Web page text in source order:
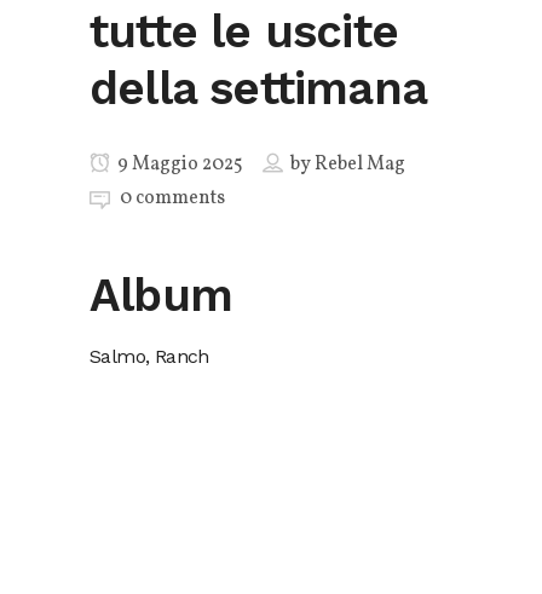
tutte le uscite
della settimana
9 Maggio 2025 byRebel Mag
0 comments
Album
Salmo, Ranch